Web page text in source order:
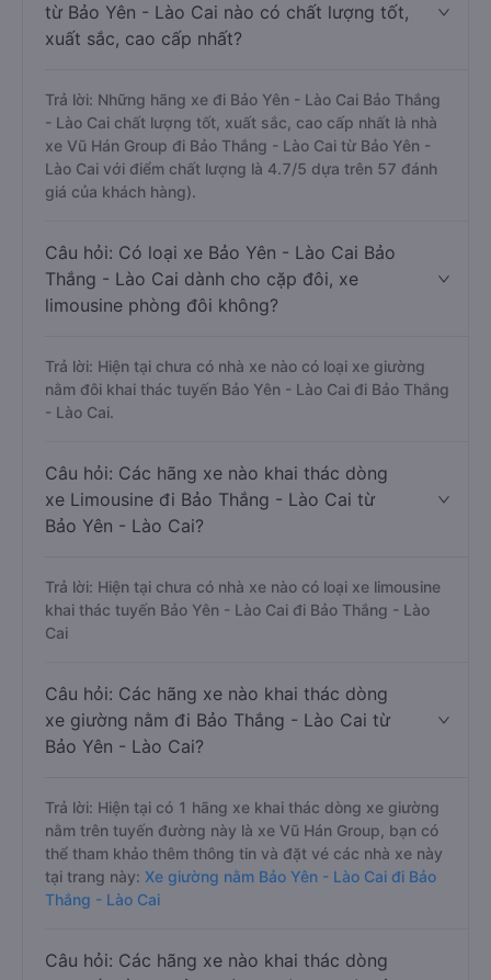
từ Bảo Yên - Lào Cai nào có chất lượng tốt,
xuất sắc, cao cấp nhất?
Trả lời: Những hãng xe đi Bảo Yên - Lào Cai Bảo Thắng
- Lào Cai chất lượng tốt, xuất sắc, cao cấp nhất là nhà
xe Vũ Hán Group đi Bảo Thắng - Lào Cai từ Bảo Yên -
Lào Cai với điểm chất lượng là 4.7/5 dựa trên 57 đánh
giá của khách hàng).
Câu hỏi: Có loại xe Bảo Yên - Lào Cai Bảo
Thắng - Lào Cai dành cho cặp đôi, xe
limousine phòng đôi không?
Trả lời: Hiện tại chưa có nhà xe nào có loại xe giường
nằm đôi khai thác tuyến Bảo Yên - Lào Cai đi Bảo Thắng
- Lào Cai.
Câu hỏi: Các hãng xe nào khai thác dòng
xe Limousine đi Bảo Thắng - Lào Cai từ
Bảo Yên - Lào Cai?
Trả lời: Hiện tại chưa có nhà xe nào có loại xe limousine
khai thác tuyến Bảo Yên - Lào Cai đi Bảo Thắng - Lào
Cai
Câu hỏi: Các hãng xe nào khai thác dòng
xe giường nằm đi Bảo Thắng - Lào Cai từ
Bảo Yên - Lào Cai?
Trả lời: Hiện tại có 1 hãng xe khai thác dòng xe giường
nằm trên tuyến đường này là xe Vũ Hán Group, bạn có
thể tham khảo thêm thông tin và đặt vé các nhà xe này
tại trang này: Xe giường nằm Bảo Yên - Lào Cai đi Bảo
Thắng - Lào Cai
Câu hỏi: Các hãng xe nào khai thác dòng